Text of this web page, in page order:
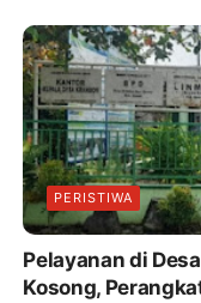
PERISTIWA
Pelayanan di
Kosong,